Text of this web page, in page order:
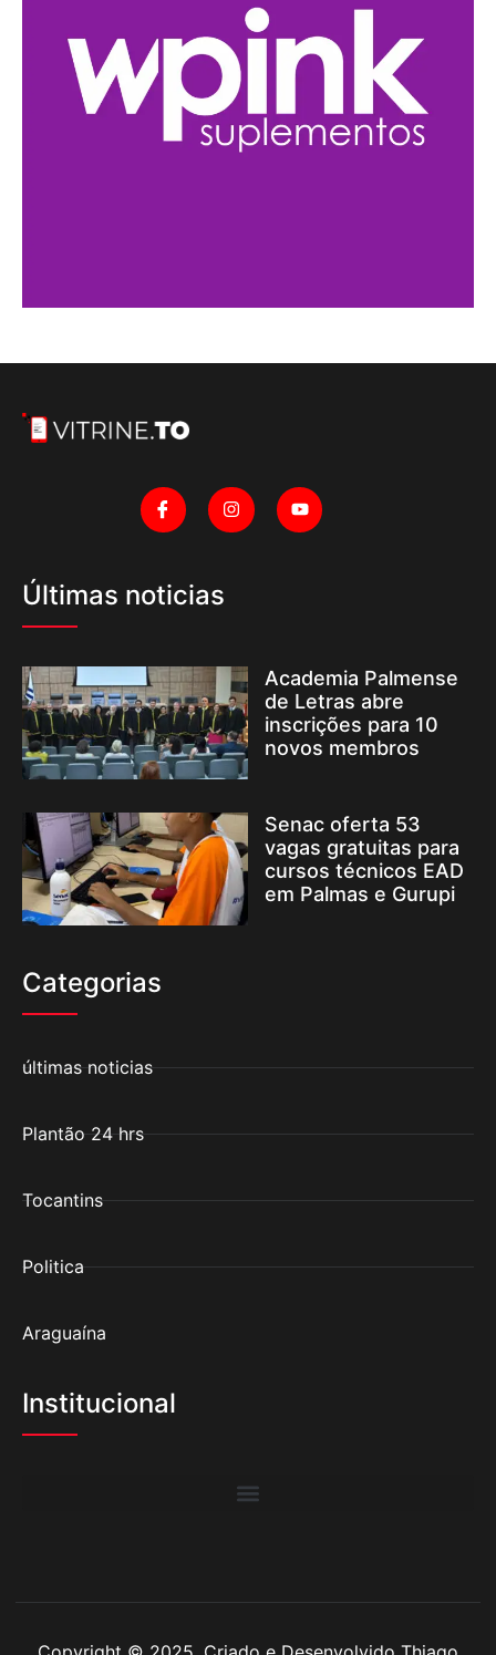
Últimas noticias
Academia Palmense
de Letras abre
inscrições para 10
novos membros
Senac oferta 53
vagas gratuitas para
cursos técnicos EAD
em Palmas e Gurupi
Categorias
últimas noticias
Plantão 24 hrs
Tocantins
Politica
Araguaína
Institucional